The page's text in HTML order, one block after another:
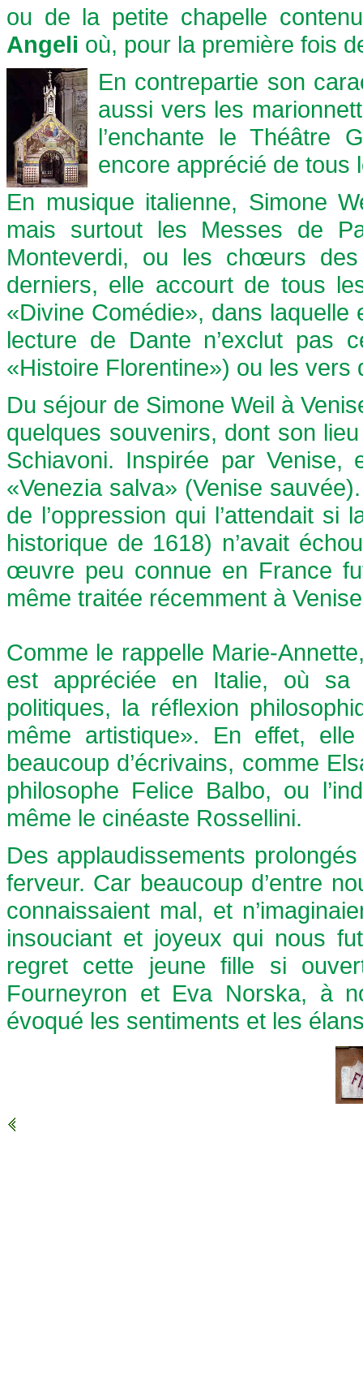
ou de la petite chapelle
Angeli où, pour la première fois
En contrepartie son
aussi vers les
l’enchante le Théâtre
encore apprécié de tous
En musique italienne, Simone
mais surtout les Messes de
Monteverdi, ou les chœurs
derniers, elle accourt de tous
«Divine Comédie», dans
lecture de Dante n’exclut pas
«Histoire Florentine») ou les
Du séjour de Simone Weil à
quelques souvenirs, dont son
Schiavoni. Inspirée par
«Venezia salva» (Venise
de l’oppression qui l’attendait si
historique de 1618) n’avait
œuvre peu connue en France
même traitée récemment à
Comme le rappelle Marie-
est appréciée en Italie, où sa
politiques, la réflexion
même artistique». En effet,
beaucoup d’écrivains, comme
philosophe Felice Balbo, ou
même le cinéaste Rossellini.
Des applaudissements
ferveur. Car beaucoup d’entre
connaissaient mal, et
insouciant et joyeux qui nous
regret cette jeune fille si
Fourneyron et Eva Norska, à
évoqué les sentiments et les